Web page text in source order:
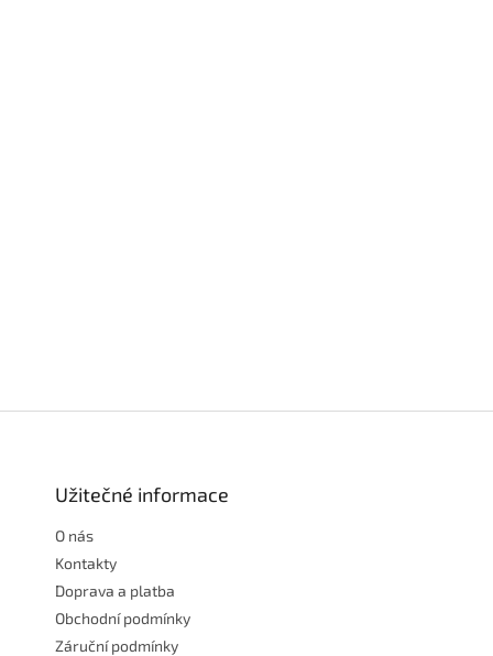
Užitečné informace
O nás
Kontakty
Doprava a platba
Obchodní podmínky
Záruční podmínky